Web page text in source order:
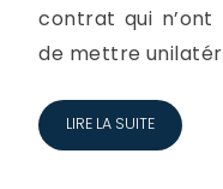
contrat qui
de mettre
LIRE LA SUITE